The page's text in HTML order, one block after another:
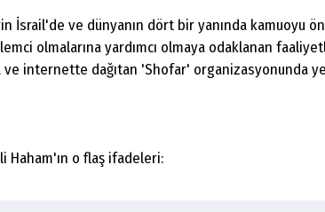
İsrail'de ve dünyanın dört bir yanında kamuoyu
olmalarına yardımcı olmaya odaklanan
ve internette dağıtan 'Shofar' organizasyonunda
Haham'ın o flaş ifadeleri: